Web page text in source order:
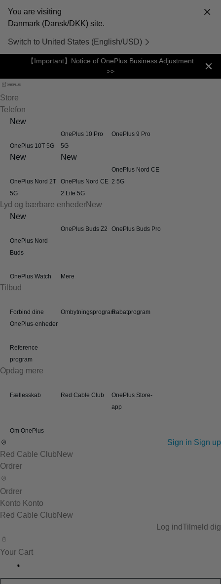
You are visiting
Danmark (Dansk/DKK) site.
Switch to United States (English/USD)
【Important】Notice of OnePlus Business Adjustment
>>
Store
Telefon
New
OnePlus 10T 5G
OnePlus 10 Pro
5G
OnePlus 9 Pro
New
OnePlus Nord 2T
5G
New
OnePlus Nord CE
2 Lite 5G
OnePlus Nord CE
2 5G
Lyd og bærbare enhederNew
New
OnePlus Nord
Buds
OnePlus Buds Z2 OnePlus Buds Pro
OnePlus Watch Mere
Tilbud
Forbind dine
OnePlus-enheder
OmbytningsprogramRabatprogram
Reference
program
Opdag mere
Fællesskab Red Cable Club
OnePlus Store-
app
Om OnePlus
Sign in Sign up
Red Cable Club New
Ordrer
Ordrer
Konto Konto
Red Cable Club New
Log indTilmeld dig
Your Cart